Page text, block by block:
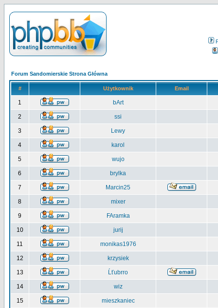
Forum Sandomierskie Strona Główna
# Użytkownik Email
1 bArt
2 ssi
3 Lewy
4 karol
5 wujo
6 brylka
7 Marcin25
8 mixer
9 FAramka
10 jurij
11 monikas1976
12 krzysiek
13 Ĺťubrro
14 wiz
15 mieszkaniec